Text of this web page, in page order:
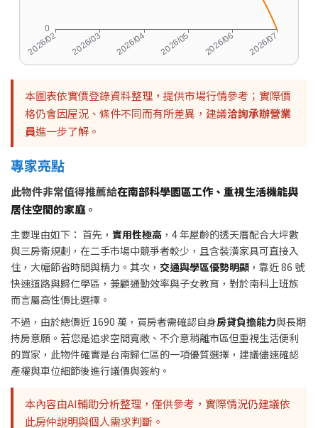
本圖表依實價登錄資料整理，提供市場行情參考；實際價
格仍會因屋況、條件不同而有所差異，建議洽詢承辦營業
員進一步了解。
專家亮點
此物件非常值得推薦給在南部科學園區工作、重視生活機能與
居住空間的家庭。
主要理由如下： 首先， 實用性極高 ，4 年屋齡的透天厝配合大坪數
與三房衛規劃，在二手市場中競爭者較少，且含裝潢家具可直接入
住，大幅節省時間與精力。其次， 交通與學區優勢明顯 ，靠近 86 號
快速道路與歸仁學區，兼顧通勤效率與子女教育，對於南科上班族
而言屬高性價比選擇。
不過，由於總價近 1690 萬，買房者需確認自身房貸負擔能力與長期
持房意願。若您是追求空間寬敞、不介意稍離市區但重視生活便利
的買家，此物件確實是台南歸仁區的一項優質選擇，建議儘速確認
產權與車位細節後進行議價與簽約。
本內容由AI輔助分析整理，僅供參考，實際情況仍建議依
此房仲說明與個人需求判斷。